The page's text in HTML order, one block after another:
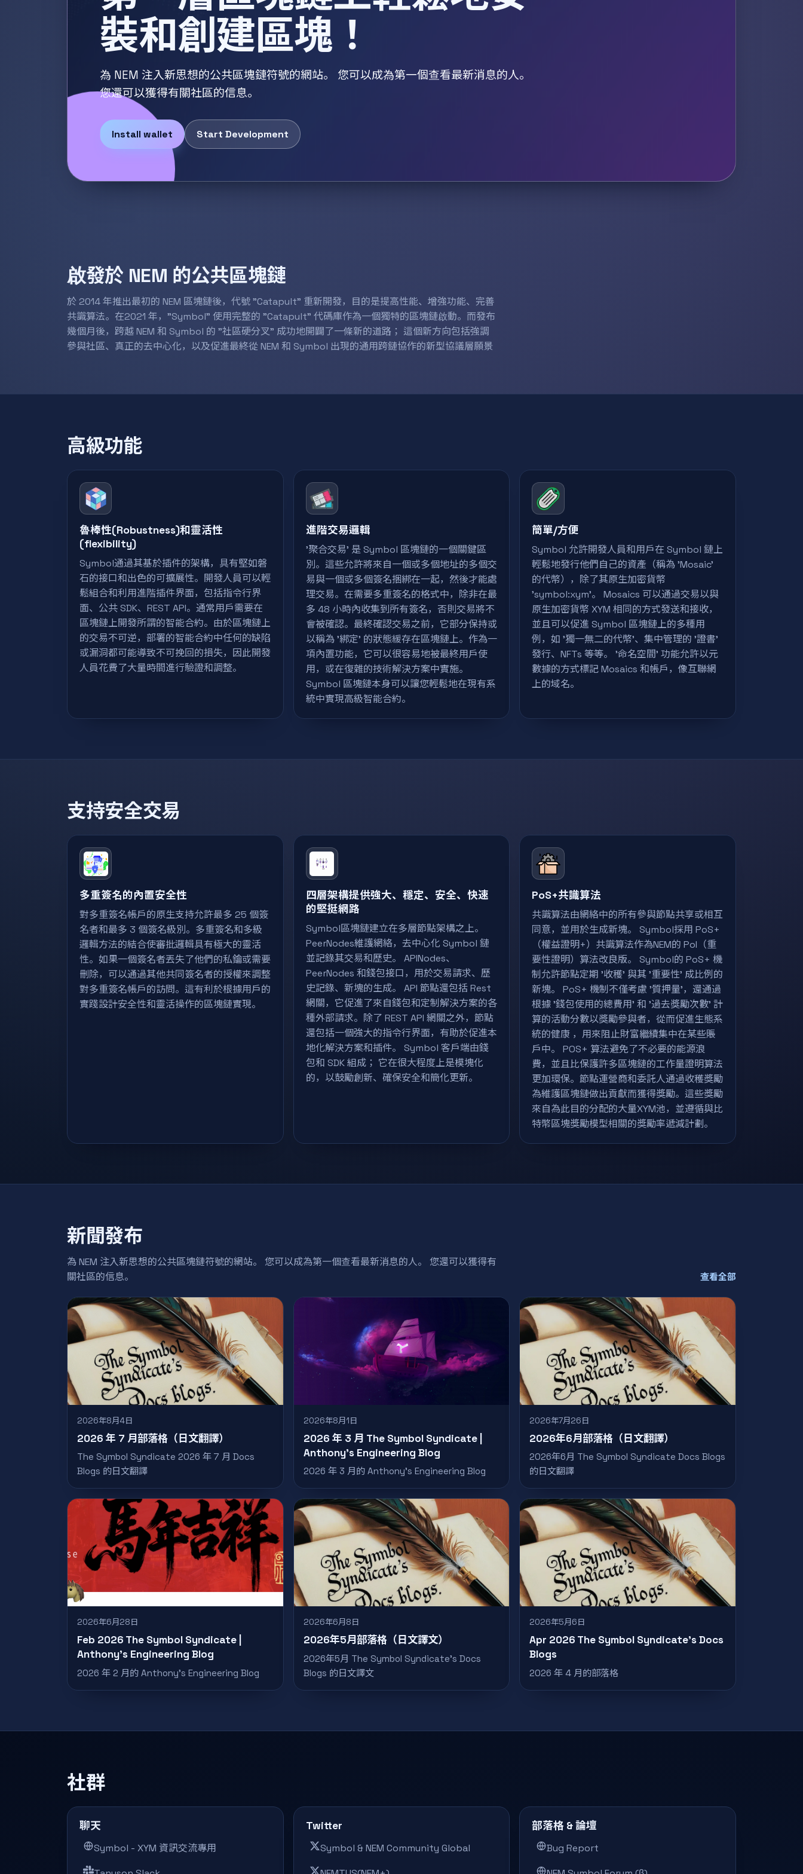
裝和創建區塊！
為 NEM 注入新思想的公共區塊鏈符號的網站。 您可以成為第一個查看最新消息的人。
您還可以獲得有關社區的信息。
Install wallet Start Development
啟發於 NEM 的公共區塊鏈
於 2014 年推出最初的 NEM 區塊鏈後，代號 "Catapult" 重新開發，目的是提高性能、增強功能、完善
共識算法。在2021 年，"Symbol" 使用完整的 "Catapult" 代碼庫作為一個獨特的區塊鏈啟動。而發布
幾個月後，跨越 NEM 和 Symbol 的 "社區硬分叉" 成功地開闢了一條新的道路； 這個新方向包括強調
參與社區、真正的去中心化，以及促進最終從 NEM 和 Symbol 出現的通用跨鏈協作的新型協議層願景
高級功能
魯棒性(Robustness)和靈活性
(flexibility)
Symbol通過其基於插件的架構，具有堅如磐
石的接口和出色的可擴展性。開發人員可以輕
鬆組合和利用進階插件界面，包括指令行界
面、公共 SDK、REST API。通常用戶需要在
區塊鏈上開發所謂的智能合約。由於區塊鏈上
的交易不可逆，部署的智能合約中任何的缺陷
或漏洞都可能導致不可挽回的損失，因此開發
人員花費了大量時間進行驗證和調整。
進階交易邏輯
'聚合交易' 是 Symbol 區塊鏈的一個關鍵區
別。這些允許將來自一個或多個地址的多個交
易與一個或多個簽名捆綁在一起，然後才能處
理交易。在需要多重簽名的格式中，除非在最
多 48 小時內收集到所有簽名，否則交易將不
會被確認。最終確認交易之前，它部分保持或
以稱為 '綁定' 的狀態緩存在區塊鏈上。作為一
項內置功能，它可以很容易地被最終用戶使
用，或在復雜的技術解決方案中實施。
Symbol 區塊鏈本身可以讓您輕鬆地在現有系
統中實現高級智能合約。
簡單/方便
Symbol 允許開發人員和用戶在 Symbol 鏈上
輕鬆地發行他們自己的資產（稱為 'Mosaic'
的代幣），除了其原生加密貨幣
'symbol:xym'。 Mosaics 可以通過交易以與
原生加密貨幣 XYM 相同的方式發送和接收，
並且可以促進 Symbol 區塊鏈上的多種用
例，如 '獨一無二的代幣'、集中管理的 '證書'
發行、NFTs 等等。 '命名空間' 功能允許以元
數據的方式標記 Mosaics 和帳戶，像互聯網
上的域名。
支持安全交易
多重簽名的內置安全性
對多重簽名帳戶的原生支持允許最多 25 個簽
名者和最多 3 個簽名級別。多重簽名和多級
邏輯方法的結合使審批邏輯具有極大的靈活
性。如果一個簽名者丟失了他們的私鑰或需要
刪除，可以通過其他共同簽名者的授權來調整
對多重簽名帳戶的訪問。這有利於根據用戶的
實踐設計安全性和靈活操作的區塊鏈實現。
四層架構提供強大、穩定、安全、快速
的堅挺網路
Symbol區塊鏈建立在多層節點架構之上。
PeerNodes維護網絡，去中心化 Symbol 鏈
並記錄其交易和歷史。 APINodes、
PeerNodes 和錢包接口，用於交易請求、歷
史記錄、新塊的生成。 API 節點還包括 Rest
網關，它促進了來自錢包和定制解決方案的各
種外部請求。除了 REST API 網關之外，節點
還包括一個強大的指令行界面，有助於促進本
地化解決方案和插件。 Symbol 客戶端由錢
包和 SDK 組成； 它在很大程度上是模塊化
的，以鼓勵創新、確保安全和簡化更新。
PoS+共識算法
共識算法由網絡中的所有參與節點共享或相互
同意，並用於生成新塊。 Symbol採用 PoS+
（權益證明+）共識算法作為NEM的 PoI（重
要性證明）算法改良版。 Symbol的 PoS+ 機
制允許節點定期 '收穫' 與其 '重要性' 成比例的
新塊。 PoS+ 機制不僅考慮 '質押量'，還通過
根據 '錢包使用的總費用' 和 '過去獎勵次數' 計
算的活動分數以獎勵參與者，從而促進生態系
統的健康 ，用來阻止財富繼續集中在某些賬
戶中。 POS+ 算法避免了不必要的能源浪
費，並且比保護許多區塊鏈的工作量證明算法
更加環保。節點運營商和委託人通過收穫獎勵
為維護區塊鏈做出貢獻而獲得獎勵。這些獎勵
來自為此目的分配的大量XYM池，並遵循與比
特幣區塊獎勵模型相關的獎勵率遞減計劃。
新聞發布
為 NEM 注入新思想的公共區塊鏈符號的網站。 您可以成為第一個查看最新消息的人。 您還可以獲得有
關社區的信息。
查看全部
2026年8月4日
2026 年 7 月部落格（日文翻譯）
The Symbol Syndicate 2026 年 7 月 Docs
Blogs 的日文翻譯
2026年8月1日
2026 年 3 月 The Symbol Syndicate |
Anthony’s Engineering Blog
2026 年 3 月的 Anthony’s Engineering Blog
2026年7月26日
2026年6月部落格（日文翻譯）
2026年6月 The Symbol Syndicate Docs Blogs
的日文翻譯
2026年6月28日
Feb 2026 The Symbol Syndicate |
Anthony’s Engineering Blog
2026 年 2 月的 Anthony’s Engineering Blog
2026年6月8日
2026年5月部落格（日文譯文）
2026年5月 The Symbol Syndicate’s Docs
Blogs 的日文譯文
2026年5月6日
Apr 2026 The Symbol Syndicate’s Docs
Blogs
2026 年 4 月的部落格
社群
聊天
Symbol - XYM 資訊交流專用
Twitter
Symbol & NEM Community Global
部落格 & 論壇
Bug Report